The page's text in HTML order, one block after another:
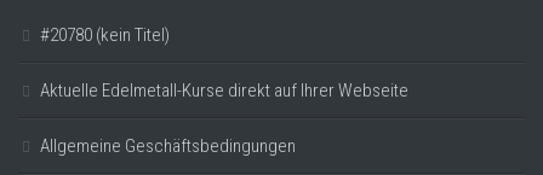
#20780 (kein Titel)
Aktuelle Edelmetall-Kurse direkt auf Ihrer Webseite
Allgemeine Geschäftsbedingungen